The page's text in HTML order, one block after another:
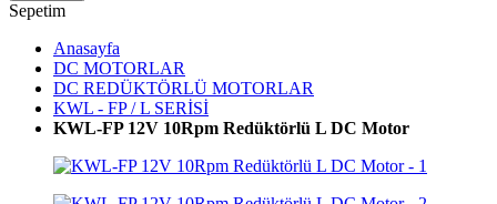
Sepetim
Anasayfa
DC MOTORLAR
DC REDÜKTÖRLÜ MOTORLAR
KWL - FP / L SERİSİ
KWL-FP 12V 10Rpm Redüktörlü L DC Motor